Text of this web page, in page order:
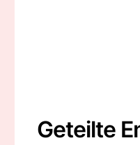
Geteilte